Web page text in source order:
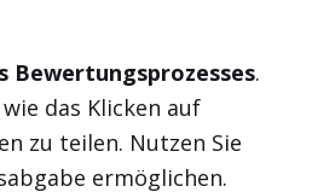
Bewertungsprozesses.
das Klicken auf
zu teilen. Nutzen Sie
ermöglichen.